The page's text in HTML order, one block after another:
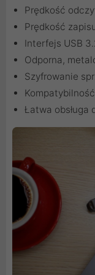
Prędkość
Prędkość
Interfejs USB
Odporna,
Szyfrowanie
Łatwa obsługa